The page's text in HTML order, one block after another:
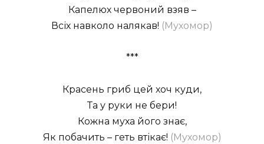
Капелюх червоний взяв –
Всіх навколо налякав! (Мухомор)
***
Красень гриб цей хоч куди,
Та у руки не бери!
Кожна муха його знає,
Як побачить – геть втікає! (Мухомор)